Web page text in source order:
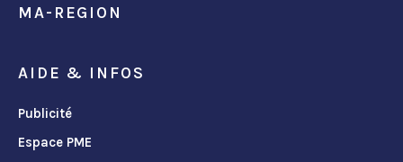
MA-REGION
AIDE & INFOS
Publicité
Espace PME